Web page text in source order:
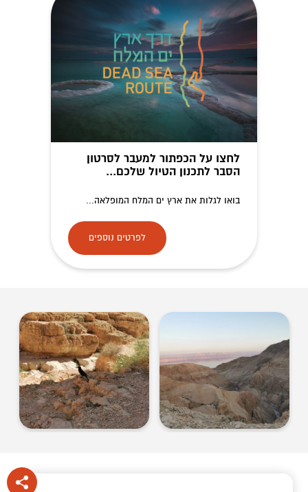
לחצו על הכפתור למעבר לסרטון
הסבר לתכנון הטיול שלכם...
בואו לגלות את ארץ ים המלח המופלאה...
לפרטים נוספים